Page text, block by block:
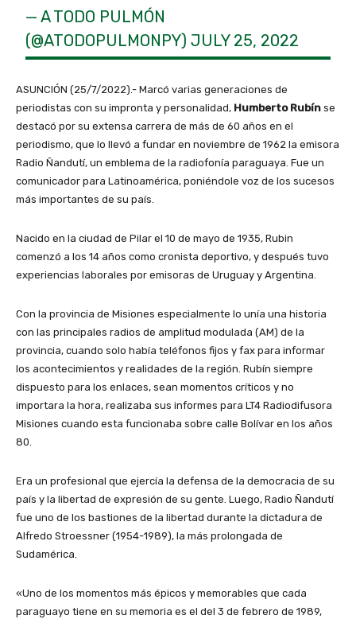
— A TODO PULMÓN
(@ATODOPULMONPY)JULY 25, 2022
ASUNCIÓN (25/7/2022).- Marcó varias generaciones de
periodistas con su impronta y personalidad, Humberto Rubín se
destacó por su extensa carrera de más de 60 años en el
periodismo, que lo llevó a fundar en noviembre de 1962 la emisora
Radio Ñandutí, un emblema de la radiofonía paraguaya. Fue un
comunicador para Latinoamérica, poniéndole voz de los sucesos
más importantes de su país.
Nacido en la ciudad de Pilar el 10 de mayo de 1935, Rubin
comenzó a los 14 años como cronista deportivo, y después tuvo
experiencias laborales por emisoras de Uruguay y Argentina.
Con la provincia de Misiones especialmente lo unía una historia
con las principales radios de amplitud modulada (AM) de la
provincia, cuando solo había teléfonos fijos y fax para informar
los acontecimientos y realidades de la región. Rubín siempre
dispuesto para los enlaces, sean momentos críticos y no
importara la hora, realizaba sus informes para LT4 Radiodifusora
Misiones cuando esta funcionaba sobre calle Bolívar en los años
80.
Era un profesional que ejercía la defensa de la democracia de su
país y la libertad de expresión de su gente. Luego, Radio Ñandutí
fue uno de los bastiones de la libertad durante la dictadura de
Alfredo Stroessner (1954-1989), la más prolongada de
Sudamérica.
«Uno de los momentos más épicos y memorables que cada
paraguayo tiene en su memoria es el del 3 de febrero de 1989,